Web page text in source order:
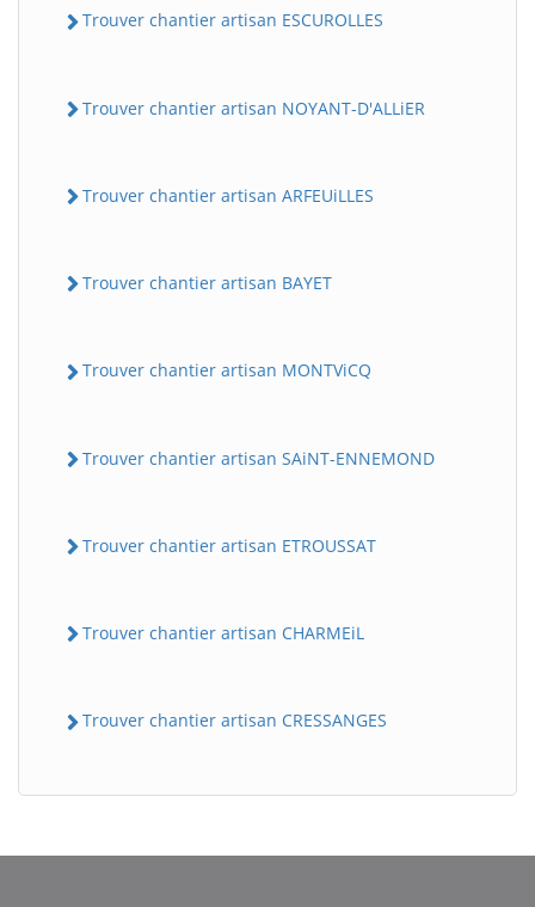
Trouver chantier artisan ESCUROLLES
Trouver chantier artisan NOYANT-D'ALLiER
Trouver chantier artisan ARFEUiLLES
Trouver chantier artisan BAYET
Trouver chantier artisan MONTViCQ
Trouver chantier artisan SAiNT-ENNEMOND
Trouver chantier artisan ETROUSSAT
Trouver chantier artisan CHARMEiL
Trouver chantier artisan CRESSANGES
BatiWebPro